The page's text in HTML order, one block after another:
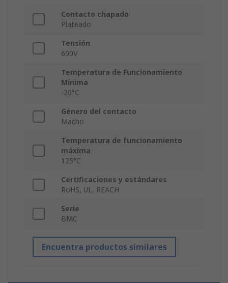
Contacto chapado
Plateado
Tensión
600V
Temperatura de Funcionamiento
Mínima
-20°C
Género del contacto
Macho
Temperatura de funcionamiento
máxima
125°C
Certificaciones y estándares
RoHS, UL, REACH
Serie
BMC
Encuentra productos similares